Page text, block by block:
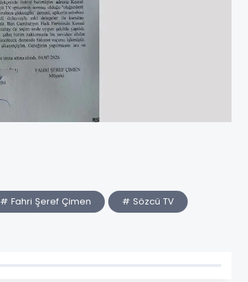
# Fahri Şeref Çimen
# Sözcü TV